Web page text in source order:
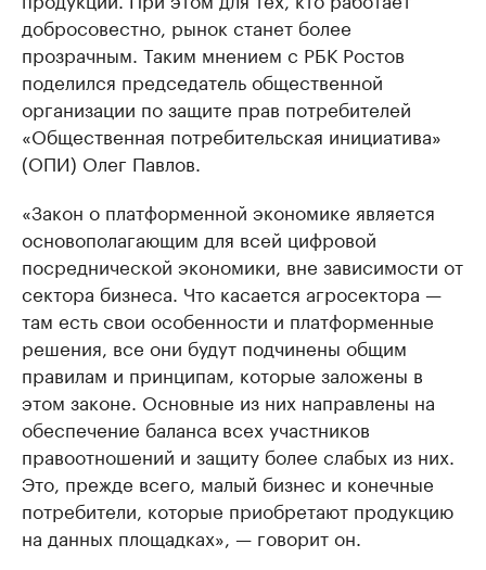
добросовестно, рынок станет более
прозрачным. Таким мнением с РБК Ростов
поделился председатель общественной
организации по защите прав потребителей
«Общественная потребительская инициатива»
(ОПИ) Олег Павлов.
«Закон о платформенной экономике является
основополагающим для всей цифровой
посреднической экономики, вне зависимости от
сектора бизнеса. Что касается агросектора —
там есть свои особенности и платформенные
решения, все они будут подчинены общим
правилам и принципам, которые заложены в
этом законе. Основные из них направлены на
обеспечение баланса всех участников
правоотношений и защиту более слабых из них.
Это, прежде всего, малый бизнес и конечные
потребители, которые приобретают продукцию
на данных площадках», — говорит он.